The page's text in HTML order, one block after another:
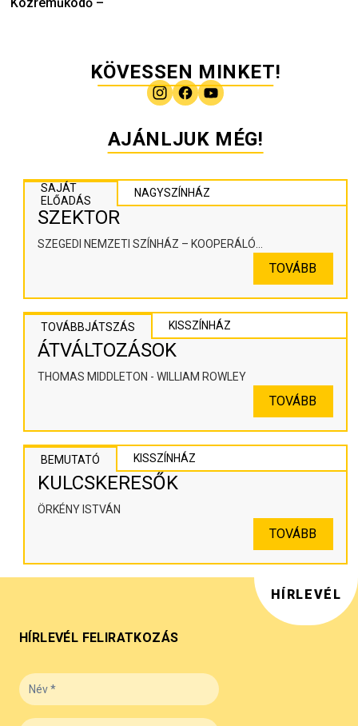
Közreműködő –
KÖVESSEN MINKET!
AJÁNLJUK MÉG!
SAJÁT
ELŐADÁS
NAGYSZÍNHÁZ
SZEKTOR
SZEGEDI NEMZETI SZÍNHÁZ – KOOPERÁLÓ
TOVÁBB
TOVÁBBJÁTSZÁS KISSZÍNHÁZ
ÁTVÁLTOZÁSOK
THOMAS MIDDLETON - WILLIAM ROWLEY
TOVÁBB
BEMUTATÓ KISSZÍNHÁZ
KULCSKERESŐK
ÖRKÉNY ISTVÁN
TOVÁBB
HÍRLEVÉL
HÍRLEVÉL FELIRATKOZÁS